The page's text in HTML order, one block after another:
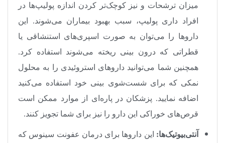
میزان ترشحات و نیز کوچک‌تر کردن اندازه پولیپ‌ها در
افراد داری پولیپ، سبب بهبود بیماران می‌شوند. این
داروها را می‌توان به صورت اسپری‌های استنشاقی یا
قطراتی که درون بینی ریخته می‌شوند استفاده کرد.
همچنین شما ‌می‌توانید داروهای استروئیدی را به محلول
نمکی که برای شست‌شوی بینی خود استفاده می‌کنید
اضافه نمایید. پزشکان در پاره‌ای از موارد ممکن است
قرص‌های خوراکی این دارو را نیز برای شما تجویز کنند.
آنتی‌بیوتیک‌ها: این داروها برای درمان عفونت سینوس که